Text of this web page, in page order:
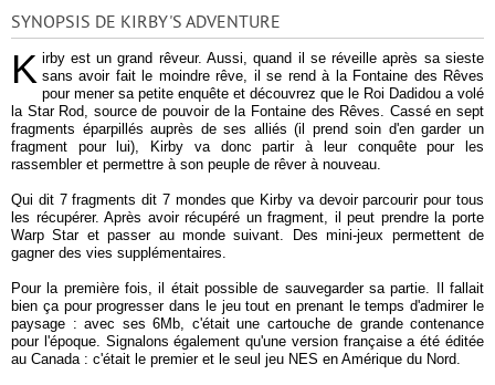
SYNOPSIS DE KIRBY'S ADVENTURE
K irby est un grand rêveur. Aussi, quand il se réveille après sa sieste
sans avoir fait le moindre rêve, il se rend à la Fontaine des Rêves
pour mener sa petite enquête et découvrez que le Roi Dadidou a volé
la Star Rod, source de pouvoir de la Fontaine des Rêves. Cassé en sept
fragments éparpillés auprès de ses alliés (il prend soin d'en garder un
fragment pour lui), Kirby va donc partir à leur conquête pour les
rassembler et permettre à son peuple de rêver à nouveau.
Qui dit 7 fragments dit 7 mondes que Kirby va devoir parcourir pour tous
les récupérer. Après avoir récupéré un fragment, il peut prendre la porte
Warp Star et passer au monde suivant. Des mini-jeux permettent de
gagner des vies supplémentaires.
Pour la première fois, il était possible de sauvegarder sa partie. Il fallait
bien ça pour progresser dans le jeu tout en prenant le temps d'admirer le
paysage : avec ses 6Mb, c'était une cartouche de grande contenance
pour l'époque. Signalons également qu'une version française a été éditée
au Canada : c'était le premier et le seul jeu NES en Amérique du Nord.